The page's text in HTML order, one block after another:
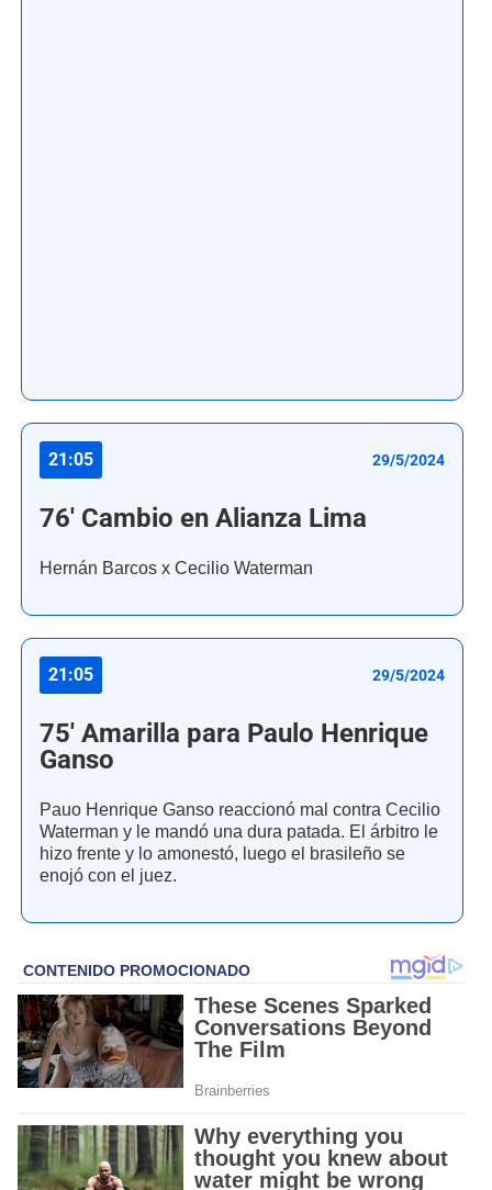
21:05 29/5/2024
76' Cambio en Alianza Lima
Hernán Barcos x Cecilio Waterman
21:05 29/5/2024
75' Amarilla para Paulo Henrique
Ganso
Pauo Henrique Ganso reaccionó mal contra Cecilio
Waterman y le mandó una dura patada. El árbitro le
hizo frente y lo amonestó, luego el brasileño se
enojó con el juez.